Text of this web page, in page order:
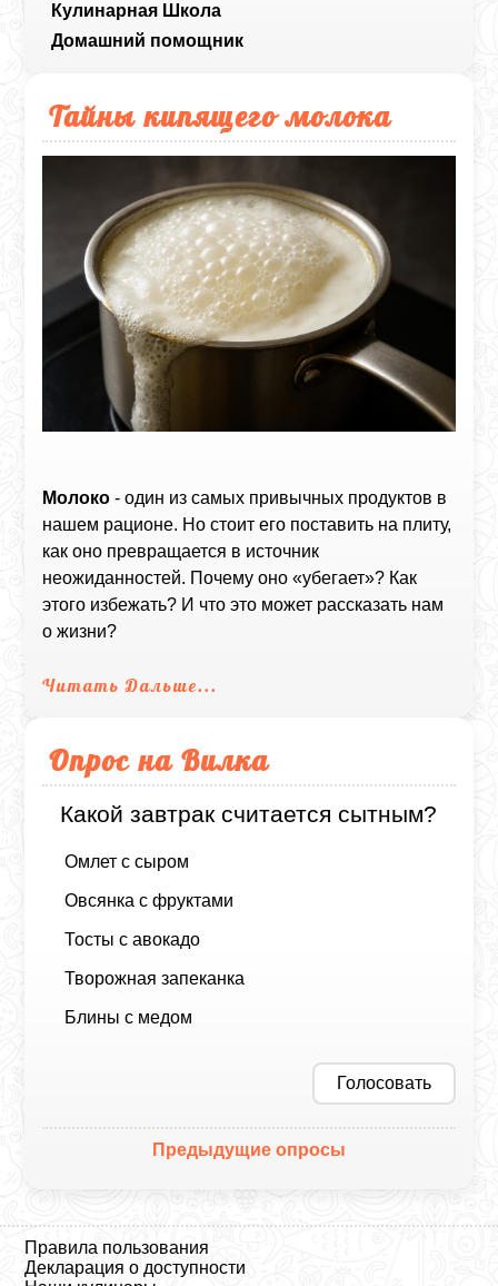
Кулинарная Школа
Домашний помощник
Тайны кипящего молока
Молоко - один из самых привычных продуктов в
нашем рационе. Но стоит его поставить на плиту,
как оно превращается в источник
неожиданностей. Почему оно «убегает»? Как
этого избежать? И что это может рассказать нам
о жизни?
Читать Дальше...
Опрос на Вилка
Какой завтрак считается сытным?
Омлет с сыром
Овсянка с фруктами
Тосты с авокадо
Творожная запеканка
Блины с медом
Голосовать
Предыдущие опросы
Правила пользования
Декларация о доступности